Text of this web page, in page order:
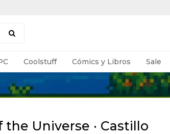
Coolstuff Cómics y Libros Sale
the Universe · Castillo